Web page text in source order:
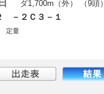
ダ1,700m（外） （9頭
－２Ｃ３－１
定量